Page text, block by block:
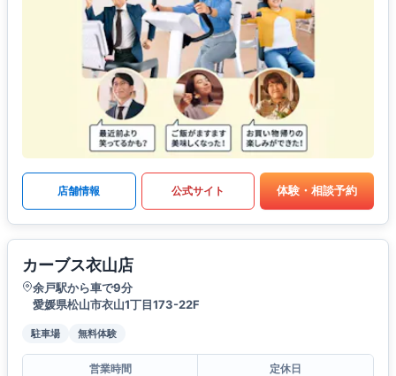
店舗情報 公式サイト 体験・相談予約
カーブス衣山店
余戸駅から車で9分
愛媛県松山市衣山1丁目173-22F
駐車場 無料体験
営業時間
定休日